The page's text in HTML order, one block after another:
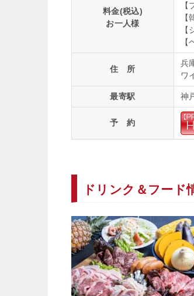
料金(税込)
お一人様
住 所
兵
ワ
最寄駅 神
予 約
ドリンク＆フード